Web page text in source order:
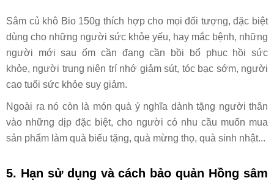
Sâm củ khô Bio 150g thích hợp cho mọi đối tượng, đặc biệt
dùng cho những người sức khỏe yếu, hay mắc bệnh, những
người mới sau ốm cần đang cần bồi bổ phục hồi sức
khỏe, người trung niên trí nhớ giảm sút, tóc bạc sớm, người
cao tuổi sức khỏe suy giảm.
Ngoài ra nó còn là món quà ý nghĩa dành tặng người thân
vào những dịp đặc biệt, cho người có nhu cầu muốn mua
sản phẩm làm quà biếu tặng, quà mừng thọ, quà sinh nhật...
5. Hạn sử dụng và cách bảo quản Hồng sâm